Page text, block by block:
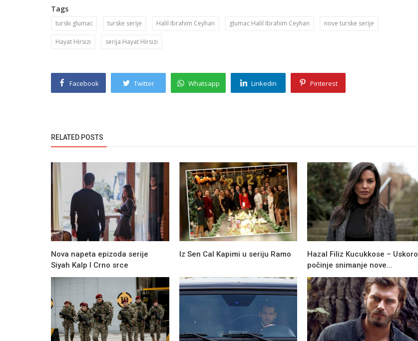
Tags
turski glumac turske serije Halil Ibrahim Ceyhan glumac Halil Ibrahim Ceyhan nove turske serije
Hayat Hirsizi serija Hayat Hirsizi
Facebook Twitter Whatsapp Linkedin Pinterest
RELATED POSTS
Nova napeta epizoda serije
Siyah Kalp I Crno srce
Iz Sen Cal Kapimi u seriju Ramo
Hazal Filiz Kucukkose – Uskoro
počinje snimanje nove...